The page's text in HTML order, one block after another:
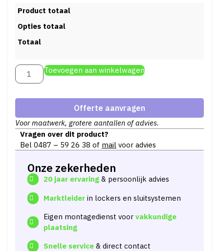
Product totaal
Opties totaal
Totaal
Toevoegen aan winkelwagen
Offerte aanvragen
Voor maatwerk, grotere aantallen of advies.
Vragen over dit product?
Bel 0487 – 59 26 38 of mail voor advies
Onze zekerheden
20 jaar ervaring & persoonlijk advies
Marktleider in lockers en sluitsystemen
Eigen montagedienst voorvakkundige
plaatsing
Snelle service & direct contact